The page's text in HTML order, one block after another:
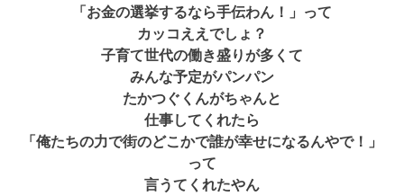
「お金の選挙するなら手伝わん！」って
カッコええでしょ？
子育て世代の働き盛りが多くて
みんな予定がパンパン
たかつぐくんがちゃんと
仕事してくれたら
「俺たちの力で街のどこかで誰が幸せになるんやで！」
って
言うてくれたやん